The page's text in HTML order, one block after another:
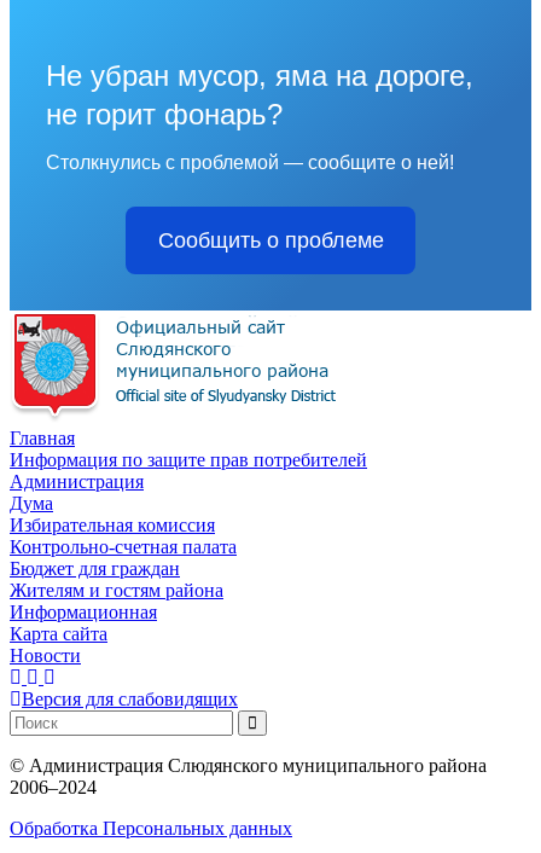
Не убран мусор, яма на дороге,
не горит фонарь?
Столкнулись с проблемой — сообщите о ней!
Сообщить о проблеме
Главная
Информация по защите прав потребителей
Администрация
Дума
Избирательная комиссия
Контрольно-счетная палата
Бюджет для граждан
Жителям и гостям района
Информационная
Карта сайта
Новости
Версия для слабовидящих
© Администрация Слюдянского муниципального района
2006–2024
Обработка Персональных данных